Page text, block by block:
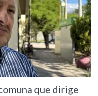
que dirige